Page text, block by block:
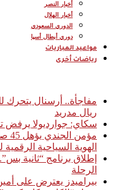
أخبار النصر
أخبار الهلال
الدوري السعودي
دوري أبطال أسيا
مواعيد المباريات
رياضات أخرى
مفاجأة.. أرسنال يتحرك
ريال مدريد
سكاي: جوارديولا يرفض
الهوية السياحية الرقمية
إطلاق برنامج “ثانية
الرحلة
بيراميدز يعترض على